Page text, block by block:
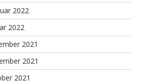
2022
2022
2021
2021
2021